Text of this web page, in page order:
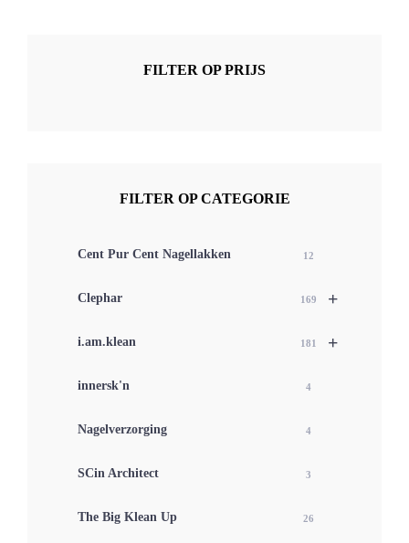
FILTER OP PRIJS
FILTER OP CATEGORIE
Cent Pur Cent Nagellakken 12
+
Clephar 169
+
i.am.klean 181
innersk'n 4
Nagelverzorging 4
SCin Architect 3
The Big Klean Up 26